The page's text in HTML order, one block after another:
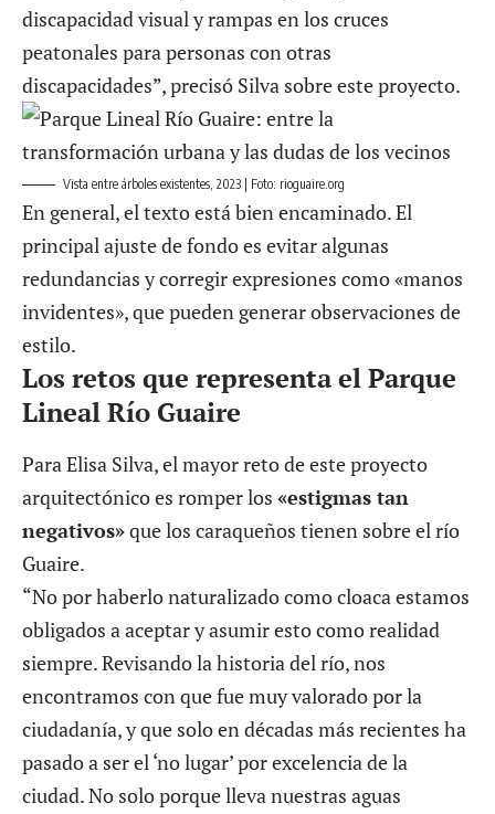
discapacidad visual y rampas en los cruces
peatonales para personas con otras
discapacidades”, precisó Silva sobre este proyecto.
Vista entre árboles existentes, 2023 | Foto: rioguaire.org
En general, el texto está bien encaminado. El
principal ajuste de fondo es evitar algunas
redundancias y corregir expresiones como «manos
invidentes», que pueden generar observaciones de
estilo.
Los retos que representa el Parque
Lineal Río Guaire
Para Elisa Silva, el mayor reto de este proyecto
arquitectónico es romper los «estigmas tan
negativos»que los caraqueños tienen sobre el río
Guaire.
“No por haberlo naturalizado como cloaca estamos
obligados a aceptar y asumir esto como realidad
siempre. Revisando la historia del río, nos
encontramos con que fue muy valorado por la
ciudadanía, y que solo en décadas más recientes ha
pasado a ser el ‘no lugar’ por excelencia de la
ciudad. No solo porque lleva nuestras aguas